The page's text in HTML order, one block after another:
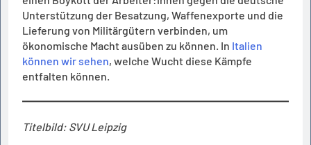
Unterstützung der Besatzung, Waffenexporte und die
Lieferung von Militärgütern verbinden, um
ökonomische Macht ausüben zu können. In Italien
können wir sehen, welche Wucht diese Kämpfe
entfalten können.
Titelbild: SVU Leipzig